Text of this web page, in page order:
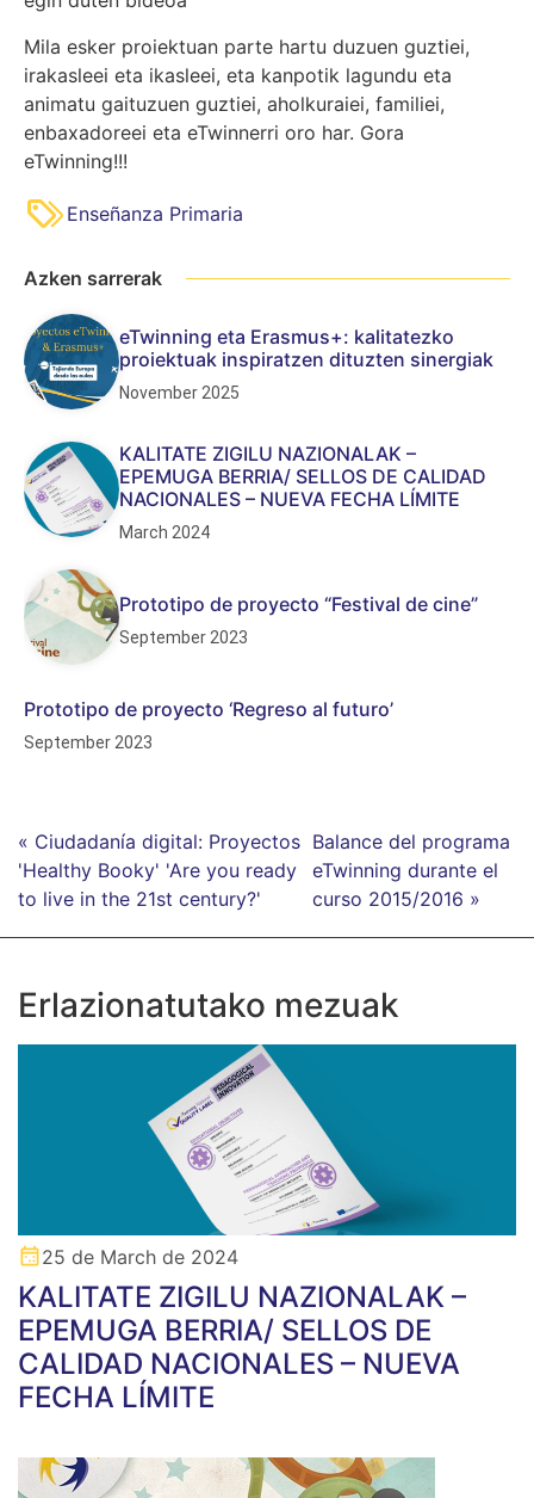
Mila esker proiektuan parte hartu duzuen guztiei,
irakasleei eta ikasleei, eta kanpotik lagundu eta
animatu gaituzuen guztiei, aholkuraiei, familiei,
enbaxadoreei eta eTwinnerri oro har. Gora
eTwinning!!!
Enseñanza Primaria
Azken sarrerak
eTwinning eta Erasmus+: kalitatezko
proiektuak inspiratzen dituzten sinergiak
November 2025
KALITATE ZIGILU NAZIONALAK –
EPEMUGA BERRIA/ SELLOS DE CALIDAD
NACIONALES – NUEVA FECHA LÍMITE
March 2024
Prototipo de proyecto “Festival de cine”
September 2023
Prototipo de proyecto ‘Regreso al futuro’
September 2023
« Ciudadanía digital: Proyectos
'Healthy Booky' 'Are you ready
to live in the 21st century?'
Balance del programa
eTwinning durante el
curso 2015/2016 »
Erlazionatutako mezuak
25 de March de 2024
KALITATE ZIGILU NAZIONALAK –
EPEMUGA BERRIA/ SELLOS DE
CALIDAD NACIONALES – NUEVA
FECHA LÍMITE